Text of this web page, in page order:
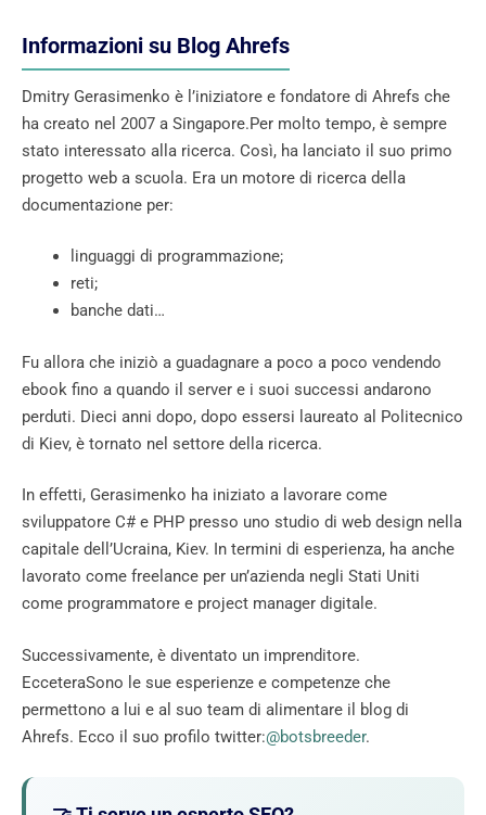
Informazioni su Blog Ahrefs
Dmitry Gerasimenko è l’iniziatore e fondatore di Ahrefs che
ha creato nel 2007 a Singapore.Per molto tempo, è sempre
stato interessato alla ricerca. Così, ha lanciato il suo primo
progetto web a scuola. Era un motore di ricerca della
documentazione per:
linguaggi di programmazione;
reti;
banche dati…
Fu allora che iniziò a guadagnare a poco a poco vendendo
ebook fino a quando il server e i suoi successi andarono
perduti. Dieci anni dopo, dopo essersi laureato al Politecnico
di Kiev, è tornato nel settore della ricerca.
In effetti, Gerasimenko ha iniziato a lavorare come
sviluppatore C# e PHP presso uno studio di web design nella
capitale dell’Ucraina, Kiev. In termini di esperienza, ha anche
lavorato come freelance per un’azienda negli Stati Uniti
come programmatore e project manager digitale.
Successivamente, è diventato un imprenditore.
EcceteraSono le sue esperienze e competenze che
permettono a lui e al suo team di alimentare il blog di
Ahrefs. Ecco il suo profilo twitter:@botsbreeder.